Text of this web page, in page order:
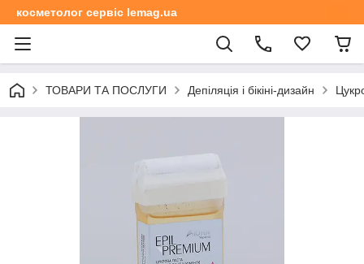
косметолог сервіс lemag.ua
ТОВАРИ ТА ПОСЛУГИ Депіляція і бікіні-дизайн